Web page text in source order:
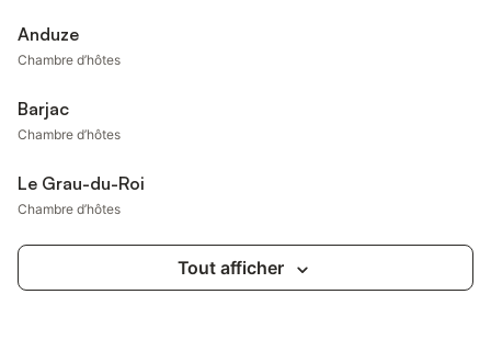
Anduze
Chambre d’hôtes
Barjac
Chambre d’hôtes
Le Grau-du-Roi
Chambre d’hôtes
Tout afficher